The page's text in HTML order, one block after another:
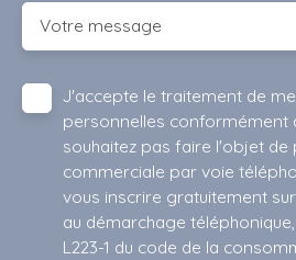
Votre message
J'accepte le traitement de
personnelles conformément
souhaitez pas faire l'objet
commerciale par voie
vous inscrire gratuitement
au démarchage
L223-1 du code de la